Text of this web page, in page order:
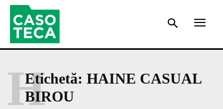
Etichetă: HAINE CASUAL
BIROU
H